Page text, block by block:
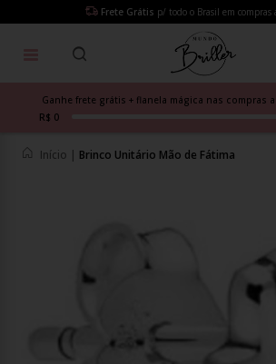
Frete Grátis p/ todo o Brasil em compras
Ganhe frete grátis + flanela mágica nas compras
R$ 0
Início | Brinco Unitário Mão de Fátima